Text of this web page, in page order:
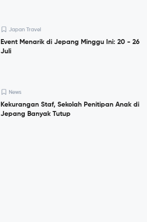
Japan Travel
Event Menarik di Jepang Minggu Ini: 20 - 26
Juli
News
Kekurangan Staf, Sekolah Penitipan Anak di
Jepang Banyak Tutup